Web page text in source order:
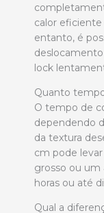
calor eficiente
entanto, é
lock
Quanto
O tempo de
dependendo
da textura
cm pode
grosso ou um
horas ou até
Qual a